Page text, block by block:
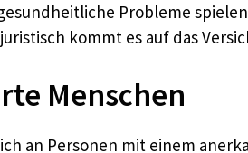
Probleme
kommt es auf das
Menschen
an Personen mit einem